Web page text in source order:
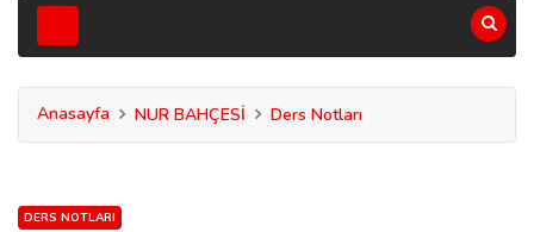
Anasayfa NUR BAHÇESİ Ders Notları
DERS NOTLARI